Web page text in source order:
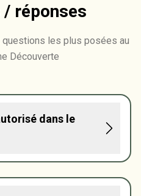
/ réponses
les plus posées au
Découverte
dans le